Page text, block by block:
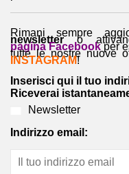
Rimani sempre
newslettero
pagina Facebookper
tutte le nostre nuove
INSTAGRAM!
Inserisci qui il tuo
Riceverai
Newsletter
Indirizzo email: